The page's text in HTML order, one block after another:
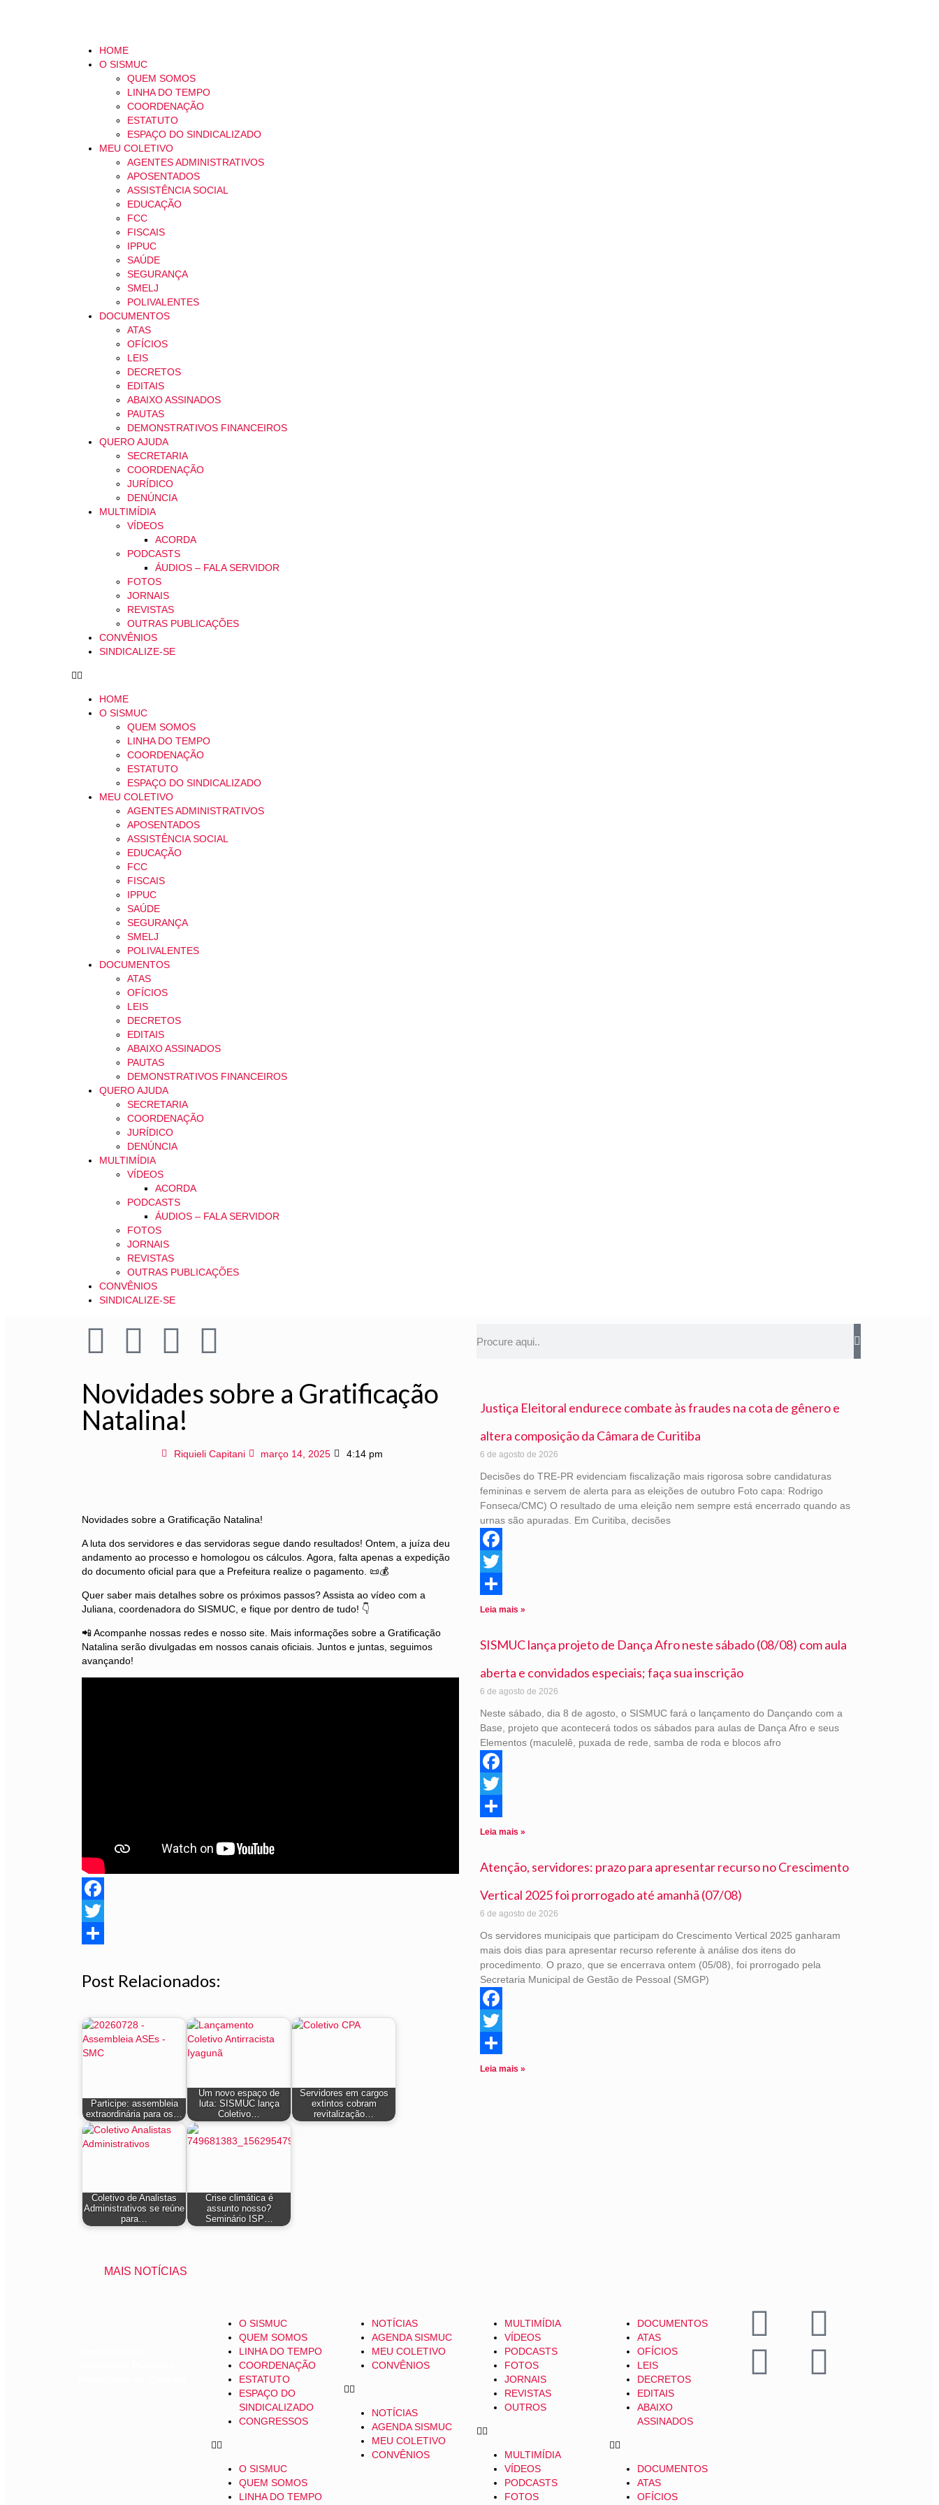
HOME
O SISMUC
QUEM SOMOS
LINHA DO TEMPO
COORDENAÇÃO
ESTATUTO
ESPAÇO DO SINDICALIZADO
MEU COLETIVO
AGENTES ADMINISTRATIVOS
APOSENTADOS
ASSISTÊNCIA SOCIAL
EDUCAÇÃO
FCC
FISCAIS
IPPUC
SAÚDE
SEGURANÇA
SMELJ
POLIVALENTES
DOCUMENTOS
ATAS
OFÍCIOS
LEIS
DECRETOS
EDITAIS
ABAIXO ASSINADOS
PAUTAS
DEMONSTRATIVOS FINANCEIROS
QUERO AJUDA
SECRETARIA
COORDENAÇÃO
JURÍDICO
DENÚNCIA
MULTIMÍDIA
VÍDEOS
ACORDA
PODCASTS
ÁUDIOS – FALA SERVIDOR
FOTOS
JORNAIS
REVISTAS
OUTRAS PUBLICAÇÕES
CONVÊNIOS
SINDICALIZE-SE
HOME
O SISMUC
QUEM SOMOS
LINHA DO TEMPO
COORDENAÇÃO
ESTATUTO
ESPAÇO DO SINDICALIZADO
MEU COLETIVO
AGENTES ADMINISTRATIVOS
APOSENTADOS
ASSISTÊNCIA SOCIAL
EDUCAÇÃO
FCC
FISCAIS
IPPUC
SAÚDE
SEGURANÇA
SMELJ
POLIVALENTES
DOCUMENTOS
ATAS
OFÍCIOS
LEIS
DECRETOS
EDITAIS
ABAIXO ASSINADOS
PAUTAS
DEMONSTRATIVOS FINANCEIROS
QUERO AJUDA
SECRETARIA
COORDENAÇÃO
JURÍDICO
DENÚNCIA
MULTIMÍDIA
VÍDEOS
ACORDA
PODCASTS
ÁUDIOS – FALA SERVIDOR
FOTOS
JORNAIS
REVISTAS
OUTRAS PUBLICAÇÕES
CONVÊNIOS
SINDICALIZE-SE
Novidades sobre a Gratificação
Natalina!
Riquieli Capitani março 14, 2025 4:14 pm
Novidades sobre a Gratificação Natalina!
A luta dos servidores e das servidoras segue dando resultados! Ontem, a juíza deu
andamento ao processo e homologou os cálculos. Agora, falta apenas a expedição
do documento oficial para que a Prefeitura realize o pagamento. 📜💰
Quer saber mais detalhes sobre os próximos passos? Assista ao vídeo com a
Juliana, coordenadora do SISMUC, e fique por dentro de tudo! 👇
📲 Acompanhe nossas redes e nosso site. Mais informações sobre a Gratificação
Natalina serão divulgadas em nossos canais oficiais. Juntos e juntas, seguimos
avançando!
Facebook
Twitter
Post Relacionados:
Participe: assembleia
extraordinária para os…
Um novo espaço de
luta: SISMUC lança
Coletivo…
Servidores em cargos
extintos cobram
revitalização…
Coletivo de Analistas
Administrativos se reúne
para…
Crise climática é
assunto nosso?
Seminário ISP…
MAIS NOTÍCIAS
Justiça Eleitoral endurece combate às fraudes na cota de gênero e
altera composição da Câmara de Curitiba
6 de agosto de 2026
Decisões do TRE-PR evidenciam fiscalização mais rigorosa sobre candidaturas
femininas e servem de alerta para as eleições de outubro Foto capa: Rodrigo
Fonseca/CMC) O resultado de uma eleição nem sempre está encerrado quando as
urnas são apuradas. Em Curitiba, decisões
Facebook
Twitter
Share
Leia mais »
SISMUC lança projeto de Dança Afro neste sábado (08/08) com aula
aberta e convidados especiais; faça sua inscrição
6 de agosto de 2026
Neste sábado, dia 8 de agosto, o SISMUC fará o lançamento do Dançando com a
Base, projeto que acontecerá todos os sábados para aulas de Dança Afro e seus
Elementos (maculelê, puxada de rede, samba de roda e blocos afro
Facebook
Twitter
Share
Leia mais »
Atenção, servidores: prazo para apresentar recurso no Crescimento
Vertical 2025 foi prorrogado até amanhã (07/08)
6 de agosto de 2026
Os servidores municipais que participam do Crescimento Vertical 2025 ganharam
mais dois dias para apresentar recurso referente à análise dos itens do
procedimento. O prazo, que se encerrava ontem (05/08), foi prorrogado pela
Secretaria Municipal de Gestão de Pessoal (SMGP)
Facebook
Twitter
Share
Leia mais »
O SISMUC
QUEM SOMOS
LINHA DO TEMPO
COORDENAÇÃO
ESTATUTO
ESPAÇO DO
SINDICALIZADO
CONGRESSOS
O SISMUC
QUEM SOMOS
LINHA DO TEMPO
NOTÍCIAS
AGENDA SISMUC
MEU COLETIVO
CONVÊNIOS
NOTÍCIAS
AGENDA SISMUC
MEU COLETIVO
CONVÊNIOS
MULTIMÍDIA
VÍDEOS
PODCASTS
FOTOS
JORNAIS
REVISTAS
OUTROS
MULTIMÍDIA
VÍDEOS
PODCASTS
FOTOS
DOCUMENTOS
ATAS
OFÍCIOS
LEIS
DECRETOS
EDITAIS
ABAIXO
ASSINADOS
DOCUMENTOS
ATAS
OFÍCIOS